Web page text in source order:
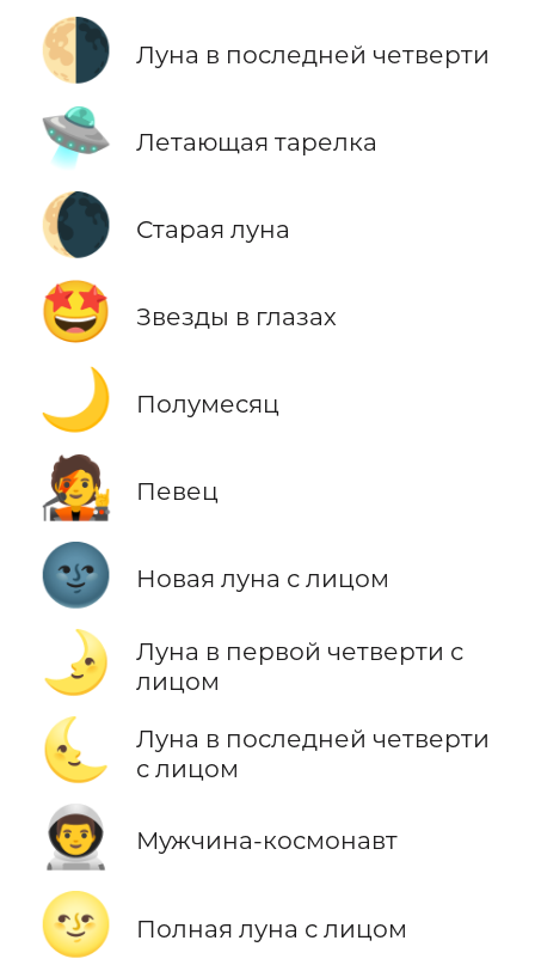
🌗 Луна в последней четверти
🛸 Летающая тарелка
🌘 Старая луна
🤩 Звезды в глазах
🌙 Полумесяц
🧑‍🎤 Певец
🌚 Новая луна с лицом
🌛
Луна в первой четверти с
лицом
🌜
Луна в последней четверти
с лицом
👨‍🚀 Мужчина-космонавт
🌝 Полная луна с лицом